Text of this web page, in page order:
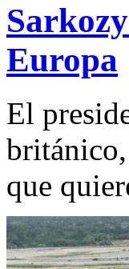
Europa
El
que